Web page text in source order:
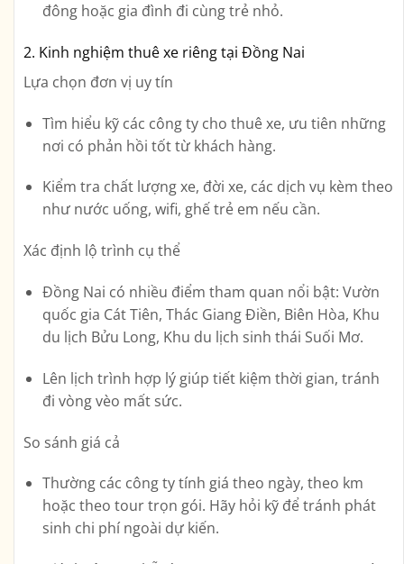
đông hoặc gia đình đi cùng trẻ nhỏ.
2. Kinh nghiệm thuê xe riêng tại Đồng Nai
Lựa chọn đơn vị uy tín
Tìm hiểu kỹ các công ty cho thuê xe, ưu tiên những
nơi có phản hồi tốt từ khách hàng.
Kiểm tra chất lượng xe, đời xe, các dịch vụ kèm theo
như nước uống, wifi, ghế trẻ em nếu cần.
Xác định lộ trình cụ thể
Đồng Nai có nhiều điểm tham quan nổi bật: Vườn
quốc gia Cát Tiên, Thác Giang Điền, Biên Hòa, Khu
du lịch Bửu Long, Khu du lịch sinh thái Suối Mơ.
Lên lịch trình hợp lý giúp tiết kiệm thời gian, tránh
đi vòng vèo mất sức.
So sánh giá cả
Thường các công ty tính giá theo ngày, theo km
hoặc theo tour trọn gói. Hãy hỏi kỹ để tránh phát
sinh chi phí ngoài dự kiến.